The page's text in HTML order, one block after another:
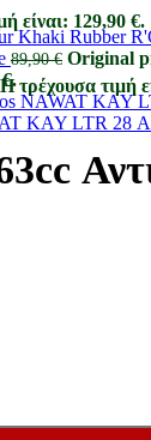
Khaki Rubber
89,90€ Original
KAY LTR 28
είναι: 129,90 €.
Η τρέχουσα τιμή